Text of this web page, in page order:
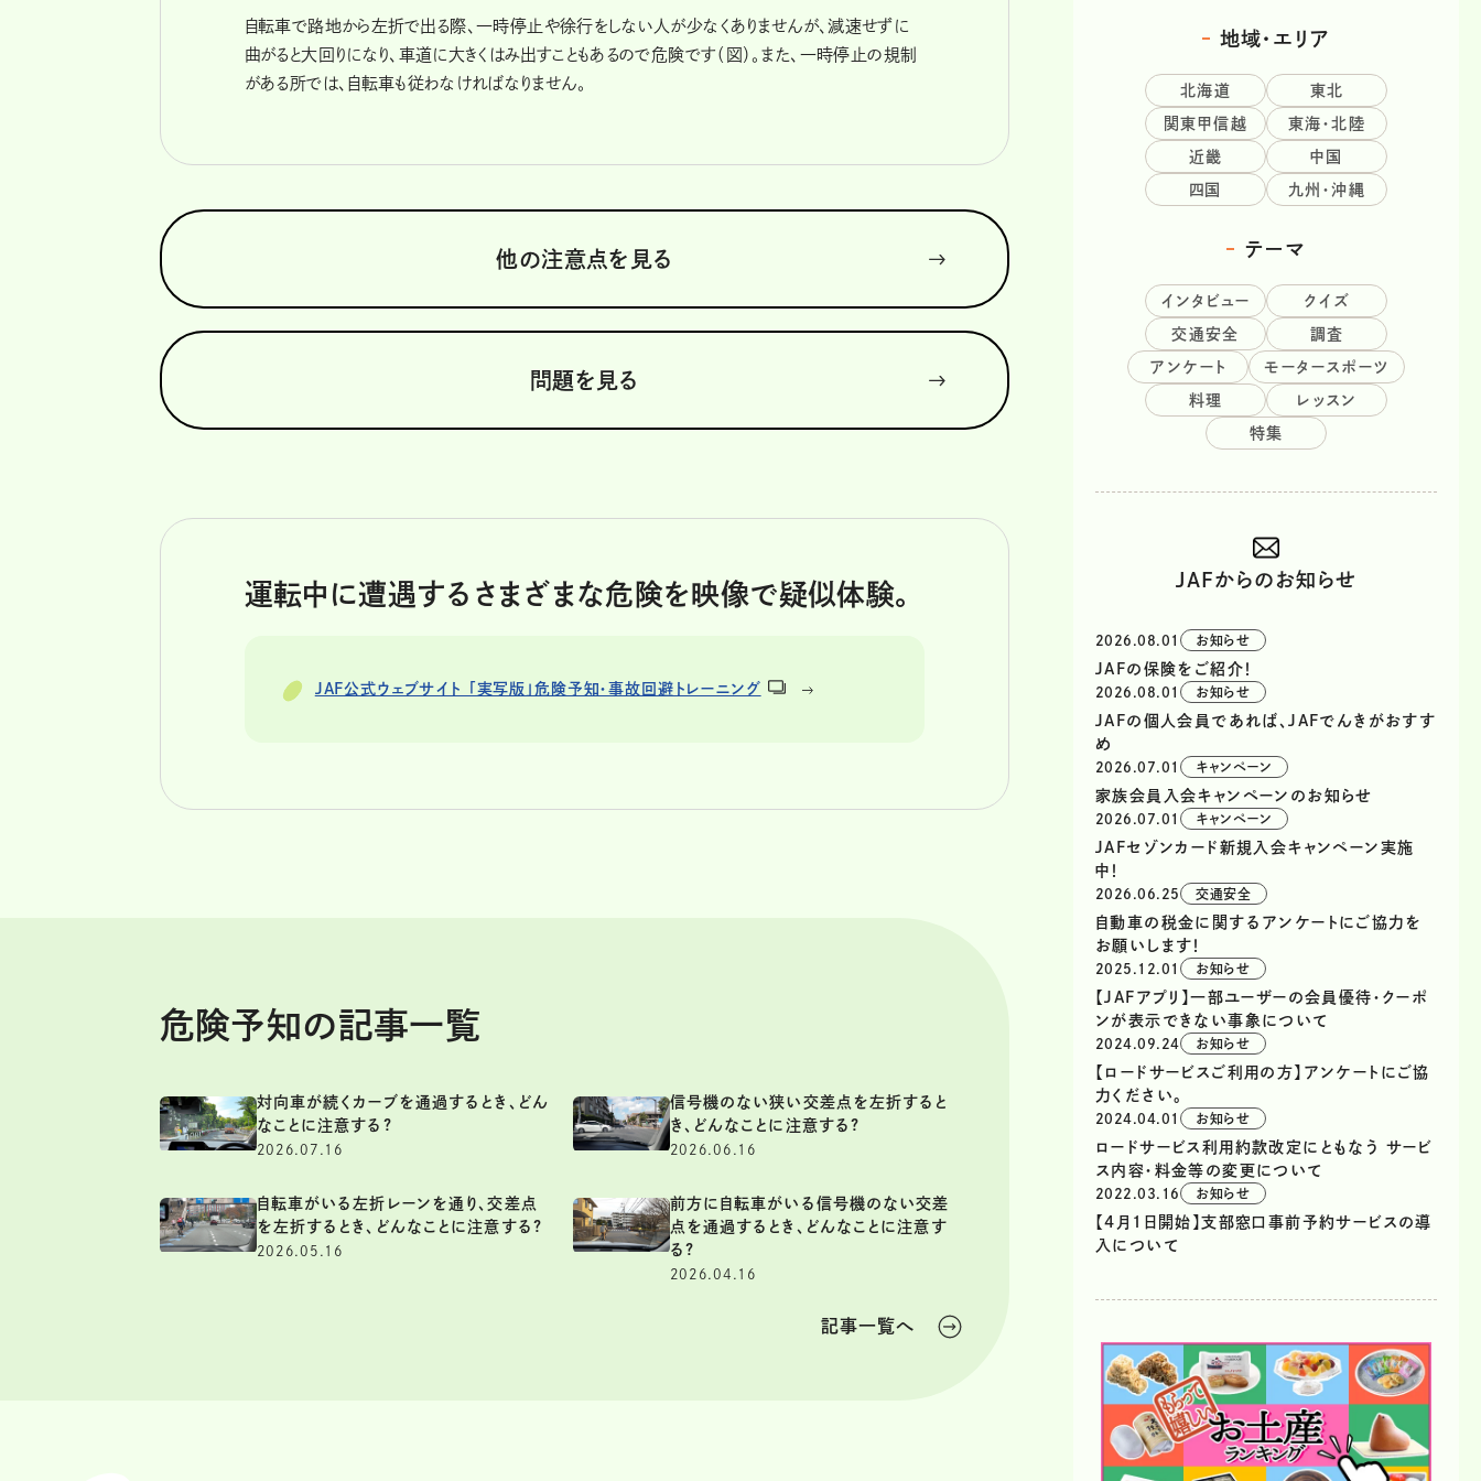
自転車で路地から左折で出る際、一時停止や徐行をしない人が少なくありませんが、減速せずに
曲がると大回りになり、車道に大きくはみ出すこともあるので危険です（図）。また、一時停止の規制
がある所では、自転車も従わなければなりません。
他の注意点を見る
問題を見る
運転中に遭遇するさまざまな危険を映像で疑似体験。
JAF公式ウェブサイト 「実写版」危険予知・事故回避トレーニング
危険予知の記事一覧
対向車が続くカーブを通過するとき、どん
なことに注意する?
2026.07.16
信号機のない狭い交差点を左折すると
き、どんなことに注意する?
2026.06.16
自転車がいる左折レーンを通り、交差点
を左折するとき、どんなことに注意する?
2026.05.16
前方に自転車がいる信号機のない交差
点を通過するとき、どんなことに注意す
る?
2026.04.16
記事一覧へ
地域・エリア
北海道 東北
関東甲信越 東海・北陸
近畿 中国
四国 九州・沖縄
テーマ
インタビュー クイズ
交通安全 調査
アンケート モータースポーツ
料理 レッスン
特集
JAFからのお知らせ
2026.08.01 お知らせ
JAFの保険をご紹介！
2026.08.01 お知らせ
JAFの個人会員であれば、JAFでんきがおすす
め
2026.07.01 キャンペーン
家族会員入会キャンペーンのお知らせ
2026.07.01 キャンペーン
JAFセゾンカード新規入会キャンペーン実施
中！
2026.06.25 交通安全
自動車の税金に関するアンケートにご協力を
お願いします！
2025.12.01 お知らせ
【JAFアプリ】一部ユーザーの会員優待・クーポ
ンが表示できない事象について
2024.09.24 お知らせ
【ロードサービスご利用の方】アンケートにご協
力ください。
2024.04.01 お知らせ
ロードサービス利用約款改定にともなう サービ
ス内容・料金等の変更について
2022.03.16 お知らせ
【4月1日開始】支部窓口事前予約サービスの導
入について